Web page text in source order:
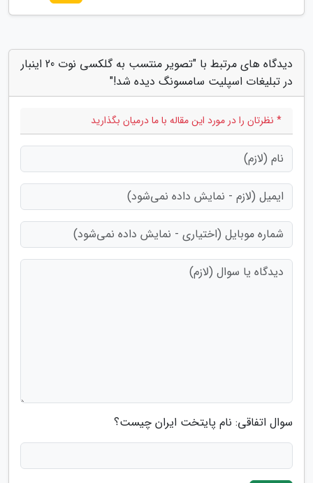
دیدگاه های مرتبط با "تصویر منتسب به گلکسی نوت 20 اینبار
در تبلیغات اسپلیت سامسونگ دیده شد!"
* نظرتان را در مورد این مقاله با ما درمیان بگذارید
سوال اتفاقی: نام پایتخت ایران چیست؟